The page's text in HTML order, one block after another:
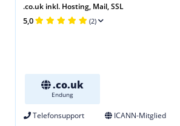
.co.uk inkl. Hosting, Mail, SSL
5,0 (2)
.co.uk
Endung
Telefonsupport ICANN-Mitglied